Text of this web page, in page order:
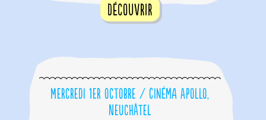
Découvrir
Mercredi 1er octobre / Cinéma Apollo,
Neuchâtel